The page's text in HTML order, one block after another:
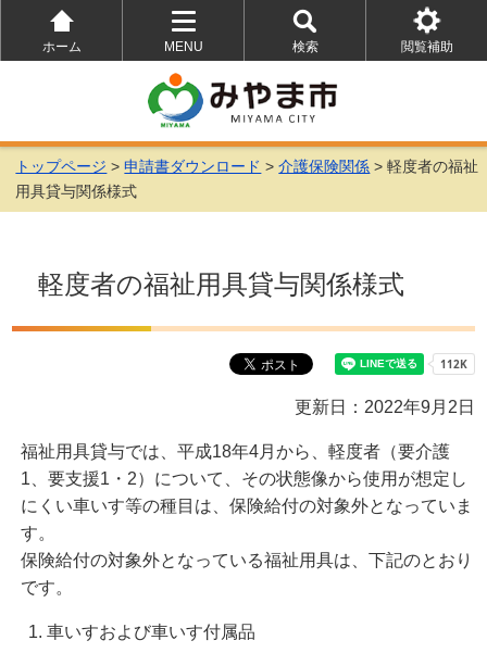
ホーム
MENU
を
開
く
検索
を
開
く
閲覧補助
を
トップページ >申請書ダウンロード >介護保険関係 > 軽度者の福祉
用具貸与関係様式
軽度者の福祉用具貸与関係様式
更新日：2022年9月2日
福祉用具貸与では、平成18年4月から、軽度者（要介護
1、要支援1・2）について、その状態像から使用が想定し
にくい車いす等の種目は、保険給付の対象外となっていま
す。
保険給付の対象外となっている福祉用具は、下記のとおり
です。
車いすおよび車いす付属品